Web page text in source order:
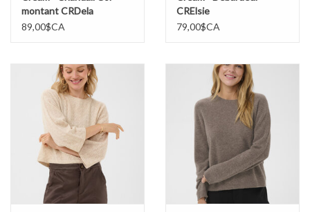
montant CRDela
89,00$CA
CRElsie
79,00$CA